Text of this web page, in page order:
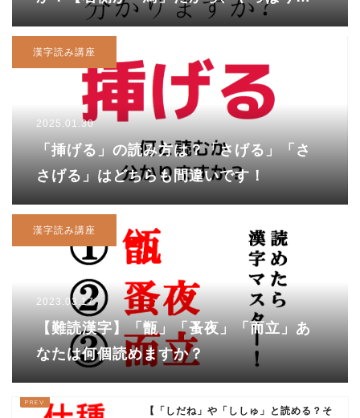
の一種？？】
漢字読み講座
2025.01.30
「挿げる」の読み方は？「さげる」「さ
さげる」はどちらも間違いです！
漢字読み講座
2023.03.17
【難読漢字】「甑」「蚤夜」「而立」あ
なたは何個読めますか？
【「しだね」や「ししゅ」と読める？そ